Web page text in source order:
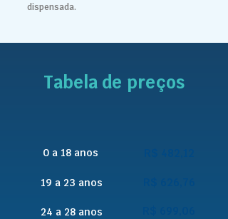
dispensada.
Tabela de preços
0 a 18 anos
19 a 23 anos
24 a 28 anos